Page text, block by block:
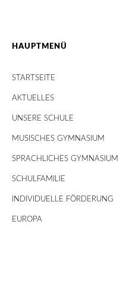
HAUPTMENÜ
STARTSEITE
AKTUELLES
UNSERE SCHULE
MUSISCHES GYMNASIUM
SPRACHLICHES GYMNASIUM
SCHULFAMILIE
INDIVIDUELLE FÖRDERUNG
EUROPA